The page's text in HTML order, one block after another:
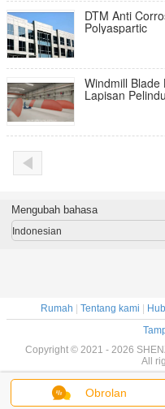
DTM Anti
Polyaspartic
Windmill
Lapisan
Obrolan
Mengubah bahasa
Indonesian
Rumah Tentang kami
Copyright © 2021 - 2026
All